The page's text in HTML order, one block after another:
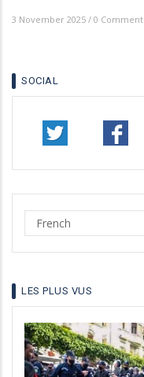
3 November 2025 / 0
SOCIAL
Select
your
language
LES PLUS VUS